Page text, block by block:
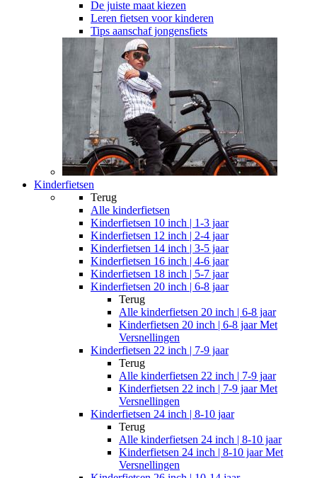
De juiste maat kiezen
Leren fietsen voor kinderen
Tips aanschaf jongensfiets
Kinderfietsen
Terug
Alle kinderfietsen
Kinderfietsen 10 inch | 1-3 jaar
Kinderfietsen 12 inch | 2-4 jaar
Kinderfietsen 14 inch | 3-5 jaar
Kinderfietsen 16 inch | 4-6 jaar
Kinderfietsen 18 inch | 5-7 jaar
Kinderfietsen 20 inch | 6-8 jaar
Terug
Alle kinderfietsen 20 inch | 6-8 jaar
Kinderfietsen 20 inch | 6-8 jaar Met
Versnellingen
Kinderfietsen 22 inch | 7-9 jaar
Terug
Alle kinderfietsen 22 inch | 7-9 jaar
Kinderfietsen 22 inch | 7-9 jaar Met
Versnellingen
Kinderfietsen 24 inch | 8-10 jaar
Terug
Alle kinderfietsen 24 inch | 8-10 jaar
Kinderfietsen 24 inch | 8-10 jaar Met
Versnellingen